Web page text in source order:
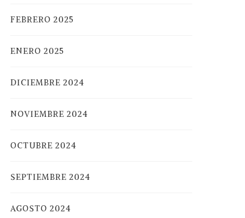
FEBRERO 2025
ENERO 2025
DICIEMBRE 2024
NOVIEMBRE 2024
OCTUBRE 2024
SEPTIEMBRE 2024
AGOSTO 2024